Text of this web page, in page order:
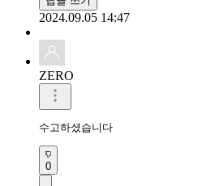
2024.09.05 14:47
ZERO
수고하셨습니다
0